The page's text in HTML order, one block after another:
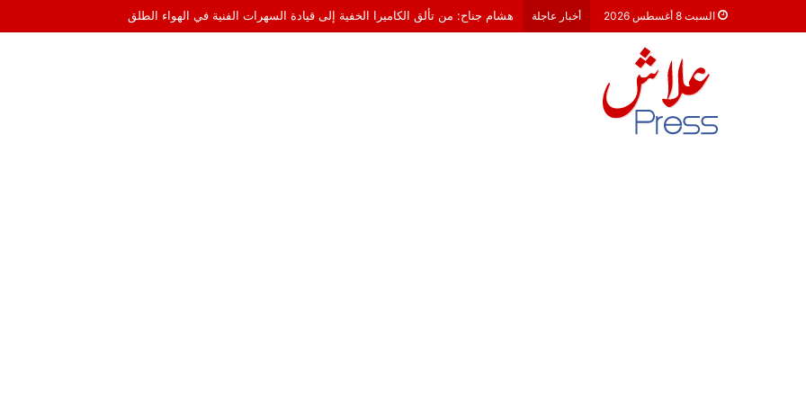
السبت 8 أغسطس 2026 أخبار عاجلة معركة 23 شتنبر 2026: هل أصبحت الأحزاب السياسية مجرد محطات لـ “الترحال الانتخابي”؟